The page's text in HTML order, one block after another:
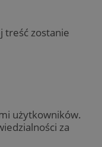
treść zostanie
użytkowników.
za